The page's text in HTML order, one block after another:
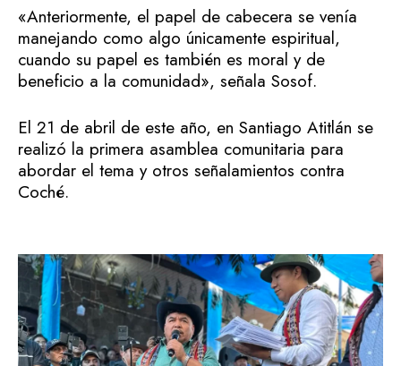
«Anteriormente, el papel de cabecera se venía
manejando como algo únicamente espiritual,
cuando su papel es también es moral y de
beneficio a la comunidad», señala Sosof.
El 21 de abril de este año, en Santiago Atitlán se
realizó la primera asamblea comunitaria para
abordar el tema y otros señalamientos contra
Coché.